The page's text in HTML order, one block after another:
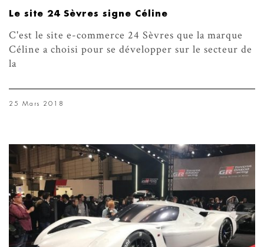
Le site 24 Sèvres signe Céline
C'est le site e-commerce 24 Sèvres que la marque
Céline a choisi pour se développer sur le secteur de
la
25 Mars 2018